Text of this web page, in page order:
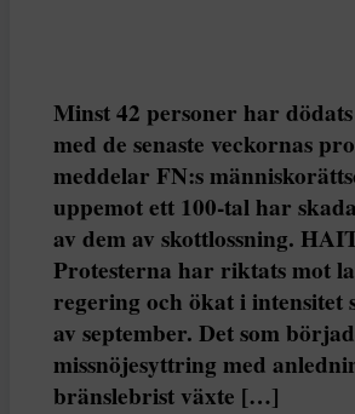
Minst 42 personer har
med de senaste veckornas
meddelar FN:s
uppemot ett 100-tal har
av dem av skottlossning.
Protesterna har riktats mot
regering och ökat i intensitet
av september. Det som
missnöjesyttring med
bränslebrist växte […]